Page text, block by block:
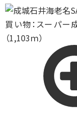
買い物：スーパー
（1,103ｍ）